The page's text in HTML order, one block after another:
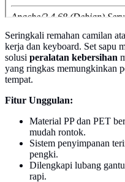
Seringkali remahan camilan
kerja dan keyboard. Set sapu
solusi peralatan kebersihan
yang ringkas memungkinkan
tempat.
Fitur Unggulan:
Material PP dan PET
mudah rontok.
Sistem penyimpanan
pengki.
Dilengkapi lubang
rapi.